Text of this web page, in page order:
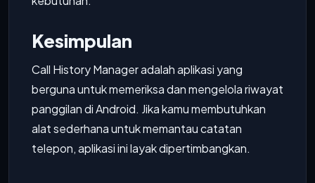
Kesimpulan
Call History Manager adalah aplikasi yang
berguna untuk memeriksa dan mengelola riwayat
panggilan di Android. Jika kamu membutuhkan
alat sederhana untuk memantau catatan
telepon, aplikasi ini layak dipertimbangkan.